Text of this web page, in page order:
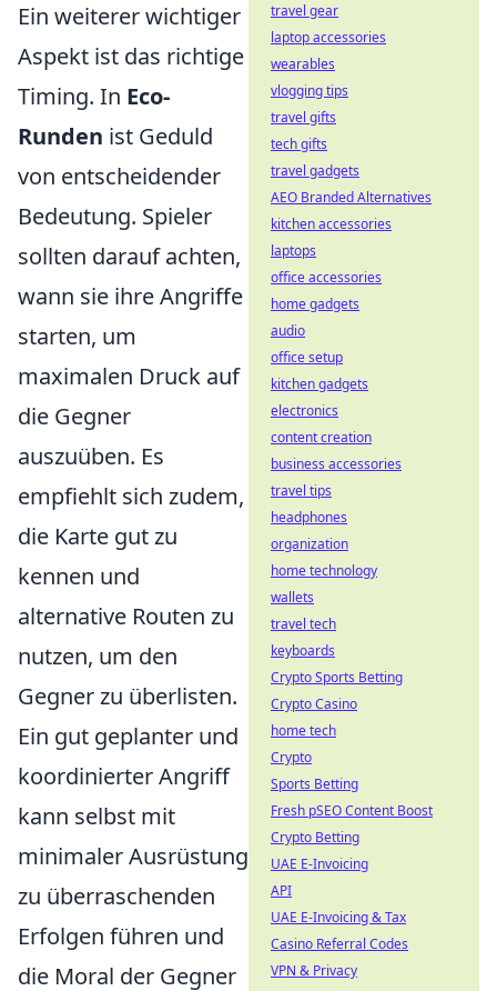
Ein weiterer wichtiger
Aspekt ist das richtige
Timing. In Eco-
Runden ist Geduld
von entscheidender
Bedeutung. Spieler
sollten darauf achten,
wann sie ihre Angriffe
starten, um
maximalen Druck auf
die Gegner
auszuüben. Es
empfiehlt sich zudem,
die Karte gut zu
kennen und
alternative Routen zu
nutzen, um den
Gegner zu überlisten.
Ein gut geplanter und
koordinierter Angriff
kann selbst mit
minimaler Ausrüstung
zu überraschenden
Erfolgen führen und
die Moral der Gegner
travel gear
laptop accessories
wearables
vlogging tips
travel gifts
tech gifts
travel gadgets
AEO Branded Alternatives
kitchen accessories
laptops
office accessories
home gadgets
audio
office setup
kitchen gadgets
electronics
content creation
business accessories
travel tips
headphones
organization
home technology
wallets
travel tech
keyboards
Crypto Sports Betting
Crypto Casino
home tech
Crypto
Sports Betting
Fresh pSEO Content Boost
Crypto Betting
UAE E-Invoicing
API
UAE E-Invoicing & Tax
Casino Referral Codes
VPN & Privacy